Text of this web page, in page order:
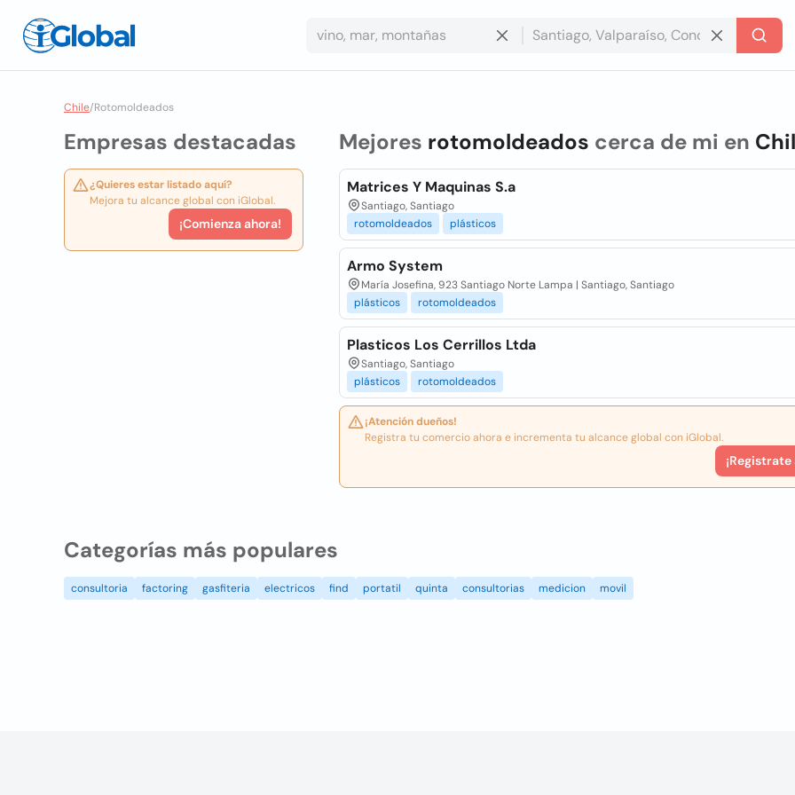
Chile/Rotomoldeados
Empresas destacadas
¿Quieres estar listado aquí?
Mejora tu alcance global con iGlobal.
¡Comienza ahora!
Mejores rotomoldeados cerca de mi en
Matrices Y Maquinas S.a
Santiago, Santiago
rotomoldeados
plásticos
Armo System
María Josefina, 923 Santiago Norte Lampa | Santiago, Santiago
plásticos
rotomoldeados
Plasticos Los Cerrillos Ltda
Santiago, Santiago
plásticos
rotomoldeados
¡Atención dueños!
Registra tu comercio ahora e incrementa tu alcance global con iGlobal.
¡Registrate
Categorías más populares
consultoria factoring gasfiteria electricos find portatil quinta consultorias medicion movil